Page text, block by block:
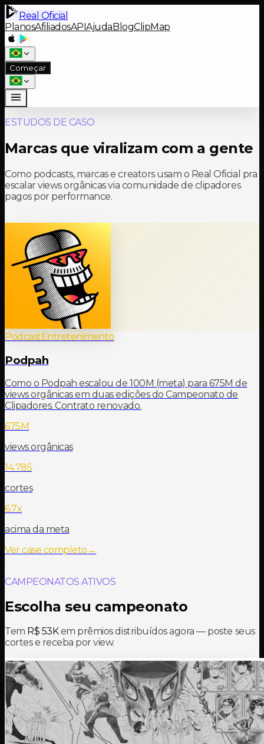
Real Oficial
PlanosAfiliadosAPIAjudaBlogClipMap
Começar
ESTUDOS DE CASO
Marcas que viralizam com a gente
Como podcasts, marcas e creators usam o Real Oficial pra
escalar views orgânicas via comunidade de clipadores
pagos por performance.
PodcastEntretenimento
Podpah
Como o Podpah escalou de 100M (meta) para 675M de
views orgânicas em duas edições do Campeonato de
Clipadores. Contrato renovado.
675M
views orgânicas
14.785
cortes
6.7x
acima da meta
Ver case completo →
CAMPEONATOS ATIVOS
Escolha seu campeonato
Tem R$ 53Kem prêmios distribuídos agora — poste seus
cortes e receba por view.